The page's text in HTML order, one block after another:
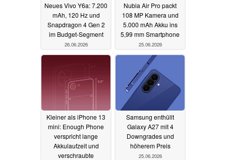
Neues Vivo Y6a: 7.200
mAh, 120 Hz und
Snapdragon 4 Gen 2
im Budget-Segment
26.06.2026
Nubia Air Pro packt
108 MP Kamera und
5.000 mAh Akku ins
5,99 mm Smartphone
25.06.2026
Kleiner als iPhone 13
mini: Enough Phone
verspricht lange
Akkulaufzeit und
verschraubte
Samsung enthüllt
Galaxy A27 mit 4
Downgrades und
höherem Preis
25.06.2026